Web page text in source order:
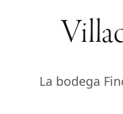
La bodega